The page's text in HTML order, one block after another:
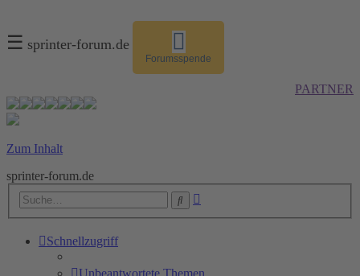
☰ sprinter-forum.de
Forumsspende
PARTNER
Zum Inhalt
sprinter-forum.de
Suche
Schnellzugriff
Unbeantwortete Themen